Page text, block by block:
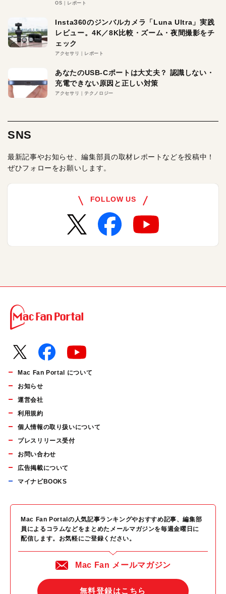
OS レポート
Insta360のジンバルカメラ「Luna Ultra」実践
レビュー。4K／8K比較・ズーム・夜間撮影をチ
ェック
アクセサリ レポート
あなたのUSB-Cポートは大丈夫？ 認識しない・
充電できない原因と正しい対策
アクセサリ テクノロジー
SNS
最新記事やお知らせ、編集部員の取材レポートなどを投稿中！
ぜひフォローをお願いします。
FOLLOW US
Mac Fan Portal について
お知らせ
運営会社
利用規約
個人情報の取り扱いについて
プレスリリース受付
お問い合わせ
広告掲載について
マイナビBOOKS
Mac Fan Portalの人気記事ランキングやおすすめ記事、編集部
員によるコラムなどをまとめたメールマガジンを毎週金曜日に
配信します。お気軽にご登録ください。
Mac Fan メールマガジン
無料登録はこちら